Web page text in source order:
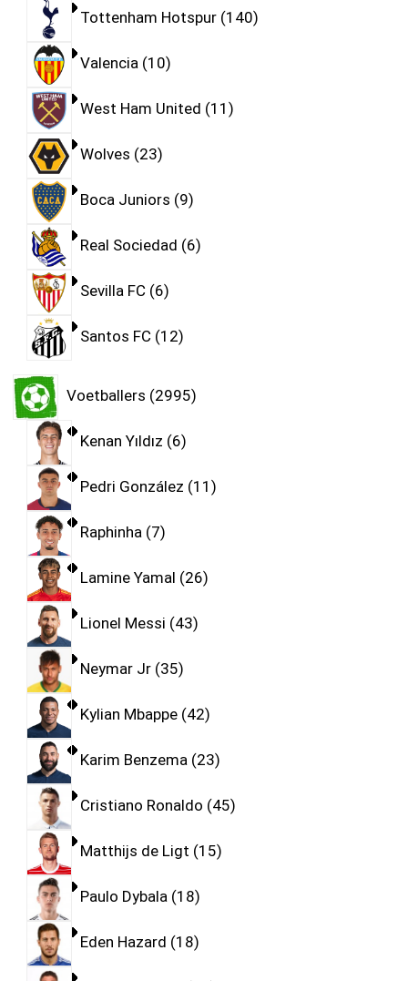
Tottenham Hotspur 140
Valencia 10
West Ham United 11
Wolves 23
Boca Juniors 9
Real Sociedad 6
Sevilla FC 6
Santos FC 12
Voetballers 2995
Kenan Yıldız 6
Pedri González 11
Raphinha 7
Lamine Yamal 26
Lionel Messi 43
Neymar Jr 35
Kylian Mbappe 42
Karim Benzema 23
Cristiano Ronaldo 45
Matthijs de Ligt 15
Paulo Dybala 18
Eden Hazard 18